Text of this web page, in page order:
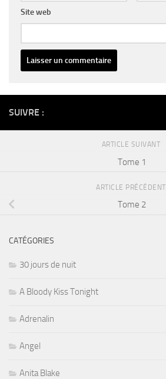
Site web
SUIVRE :
ARTICLE SUIVANT
Tome 1
ARTICLE PRÉCÉDENT
Tome 2
CATÉGORIES
30 jours de nuit
A Bloody Kiss Tonight
Adrenalin
Angel
Anita Blake